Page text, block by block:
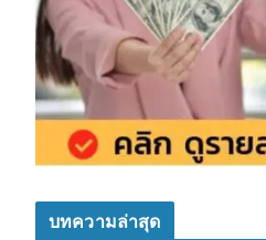
บทความล่าสุด